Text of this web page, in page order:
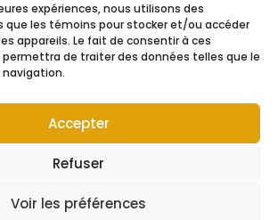
expériences, nous utilisons des
que les témoins pour stocker et/ou accéder
appareils. Le fait de consentir à ces
de traiter des données telles que le
Accepter
Refuser
Voir les préférences
Heures d’ouverture :
Lundi au vendredi
8h30 à 16h30